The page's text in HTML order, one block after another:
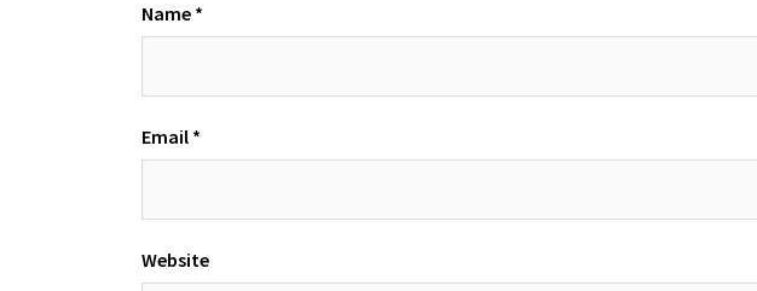
Name *
Email *
Website